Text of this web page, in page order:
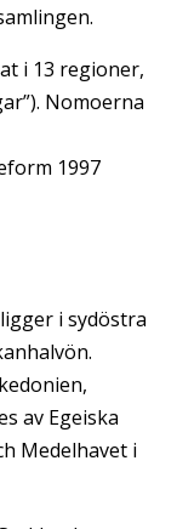
i 13 regioner,
Nomoerna
1997
i sydöstra
av Egeiska
Medelhavet i